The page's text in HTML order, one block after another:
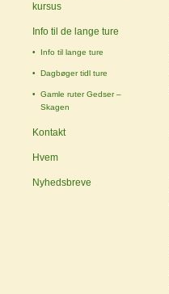
kursus
Info til de lange ture
Info til lange ture
Dagbøger tidl ture
Gamle ruter Gedser –
Skagen
Kontakt
Hvem
Nyhedsbreve